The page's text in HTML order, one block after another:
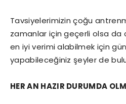
Tavsiyelerimizin çoğu
zamanlar için geçerli olsa da
en iyi verimi alabilmek için
yapabileceğiniz şeyler de
HER AN HAZIR DURUMDA